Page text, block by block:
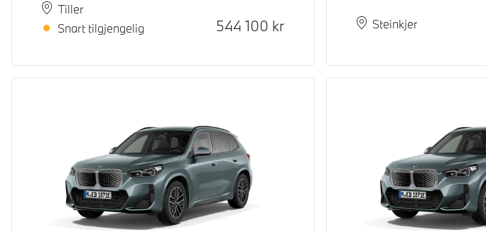
PlassTiller
Leveringstid
Snart tilgjengelig
Kontantpris
544 100 kr PlassSteinkjer
Leveringstid